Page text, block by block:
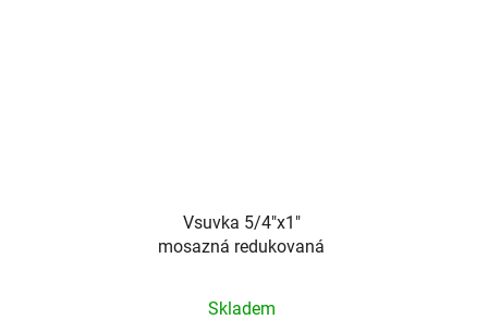
Vsuvka 5/4"x1"
mosazná redukovaná
Skladem